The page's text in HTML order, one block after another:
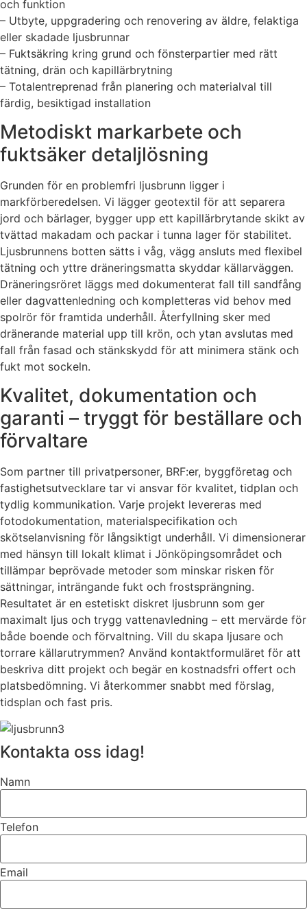
och funktion
– Utbyte, uppgradering och renovering av äldre, felaktiga
eller skadade ljusbrunnar
– Fuktsäkring kring grund och fönsterpartier med rätt
tätning, drän och kapillärbrytning
– Totalentreprenad från planering och materialval till
färdig, besiktigad installation
Metodiskt markarbete och
fuktsäker detaljlösning
Grunden för en problemfri ljusbrunn ligger i
markförberedelsen. Vi lägger geotextil för att separera
jord och bärlager, bygger upp ett kapillärbrytande skikt av
tvättad makadam och packar i tunna lager för stabilitet.
Ljusbrunnens botten sätts i våg, vägg ansluts med flexibel
tätning och yttre dräneringsmatta skyddar källarväggen.
Dräneringsröret läggs med dokumenterat fall till sandfång
eller dagvattenledning och kompletteras vid behov med
spolrör för framtida underhåll. Återfyllning sker med
dränerande material upp till krön, och ytan avslutas med
fall från fasad och stänkskydd för att minimera stänk och
fukt mot sockeln.
Kvalitet, dokumentation och
garanti – tryggt för beställare och
förvaltare
Som partner till privatpersoner, BRF:er, byggföretag och
fastighetsutvecklare tar vi ansvar för kvalitet, tidplan och
tydlig kommunikation. Varje projekt levereras med
fotodokumentation, materialspecifikation och
skötselanvisning för långsiktigt underhåll. Vi dimensionerar
med hänsyn till lokalt klimat i Jönköpingsområdet och
tillämpar beprövade metoder som minskar risken för
sättningar, inträngande fukt och frostsprängning.
Resultatet är en estetiskt diskret ljusbrunn som ger
maximalt ljus och trygg vattenavledning – ett mervärde för
både boende och förvaltning. Vill du skapa ljusare och
torrare källarutrymmen? Använd kontaktformuläret för att
beskriva ditt projekt och begär en kostnadsfri offert och
platsbedömning. Vi återkommer snabbt med förslag,
tidsplan och fast pris.
Kontakta oss idag!
Namn
Telefon
Email